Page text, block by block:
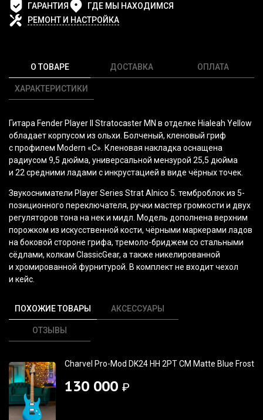
ГАРАНТИЯ
ГДЕ МЫ НАХОДИМСЯ
РЕМОНТ И НАСТРОЙКА
О ТОВАРЕ
ХАРАКТЕРИСТИКИ
ДОСТАВКА ОПЛАТА
Гитара Fender Player II Stratocaster MN в отделке Hialeah Yellow
обладает корпусом из ольхи. Болченый, кленовый гриф
с профилем Modern «C». Кленовая накладка оснащена
радиусом 9,5 дюйма, универсальной мензурой 25,5 дюйма
и 22 средними ладами с инкрустацией в виде чёрных точек.
Звукосниматели Player Series Strat Alnico 5. темброблок из 5-
позиционного переключателя, ручки мастер громкости и двух
регуляторов тона на нек и мидл. Модель дополнена верхним
порожком из искусственной кости, чёрными маркерами ладов
на боковой стороне грифа, тремоло-бриджем со стальными
сёдлами, колкам ClassicGear, а также никелированной
и хромированной фурнитурой. В комплект не входит чехол
и кейс.
ПОХОЖИЕ ТОВАРЫ АКСЕССУАРЫ
ОТЗЫВЫ
Charvel Pro-Mod DK24 HH 2PT CM Matte Blue Frost
130 000 ₽